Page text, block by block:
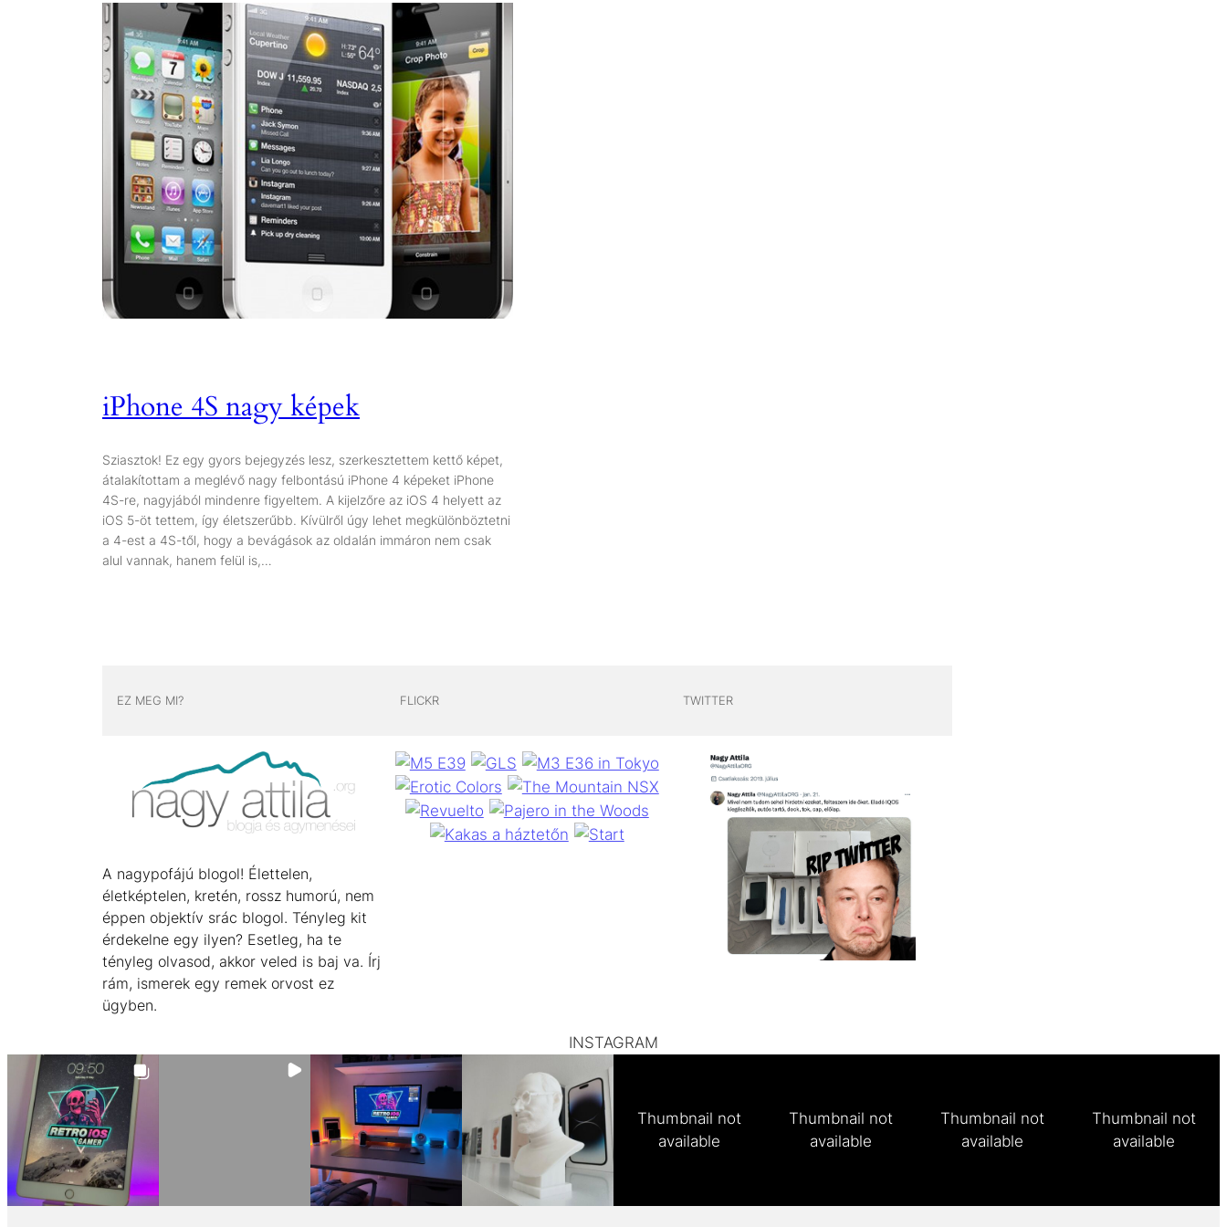
iPhone 4S nagy képek
Sziasztok! Ez egy gyors bejegyzés lesz, szerkesztettem kettő képet,
átalakítottam a meglévő nagy felbontású iPhone 4 képeket iPhone
4S-re, nagyjából mindenre figyeltem. A kijelzőre az iOS 4 helyett az
iOS 5-öt tettem, így életszerűbb. Kívülről úgy lehet megkülönböztetni
a 4-est a 4S-től, hogy a bevágások az oldalán immáron nem csak
alul vannak, hanem felül is,…
EZ MEG MI?
A nagypofájú blogol! Élettelen,
életképtelen, kretén, rossz humorú, nem
éppen objektív srác blogol. Tényleg kit
érdekelne egy ilyen? Esetleg, ha te
tényleg olvasod, akkor veled is baj va. Írj
rám, ismerek egy remek orvost ez
ügyben.
FLICKR TWITTER
INSTAGRAM
Thumbnail not
available
Thumbnail not
available
Thumbnail not
available
Thumbnail not
available